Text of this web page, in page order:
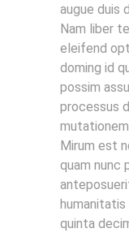
augue duis
Nam liber
eleifend
doming id
possim
processus
Mirum est
quam nunc
quinta